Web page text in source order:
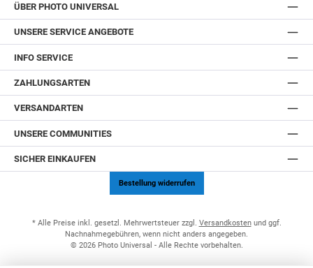
ÜBER PHOTO UNIVERSAL
UNSERE SERVICE ANGEBOTE
INFO SERVICE
ZAHLUNGSARTEN
VERSANDARTEN
UNSERE COMMUNITIES
SICHER EINKAUFEN
Bestellung widerrufen
* Alle Preise inkl. gesetzl. Mehrwertsteuer zzgl. Versandkostenund ggf.
Nachnahmegebühren, wenn nicht anders angegeben.
© 2026 Photo Universal - Alle Rechte vorbehalten.